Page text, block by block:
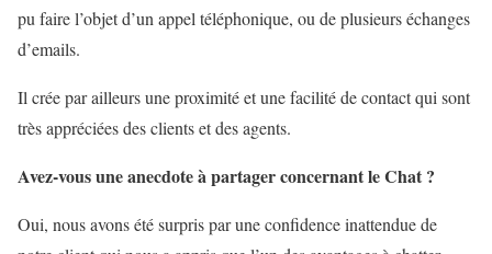
pu faire l’objet d’un appel téléphonique, ou de plusieurs échanges
d’emails.
Il crée par ailleurs une proximité et une facilité de contact qui sont
très appréciées des clients et des agents.
Avez-vous une anecdote à partager concernant le Chat ?
Oui, nous avons été surpris par une confidence inattendue de